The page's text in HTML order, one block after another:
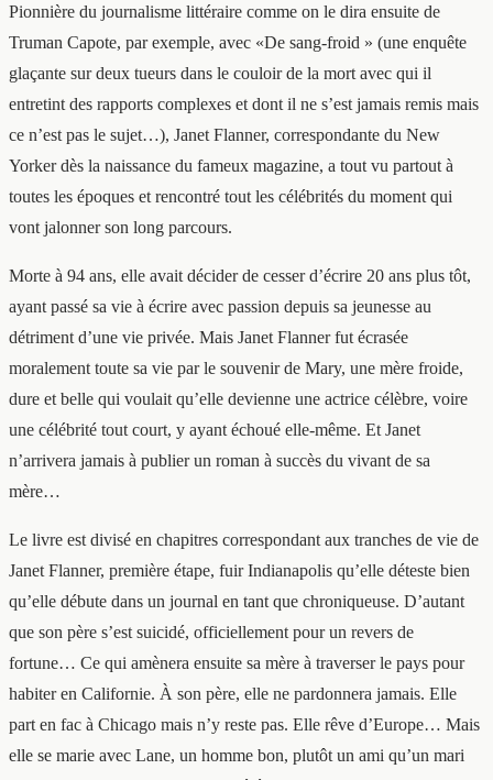
Pionnière du journalisme littéraire comme on le dira ensuite de
Truman Capote, par exemple, avec «De sang-froid » (une enquête
glaçante sur deux tueurs dans le couloir de la mort avec qui il
entretint des rapports complexes et dont il ne s’est jamais remis mais
ce n’est pas le sujet…), Janet Flanner, correspondante du New
Yorker dès la naissance du fameux magazine, a tout vu partout à
toutes les époques et rencontré tout les célébrités du moment qui
vont jalonner son long parcours.
Morte à 94 ans, elle avait décider de cesser d’écrire 20 ans plus tôt,
ayant passé sa vie à écrire avec passion depuis sa jeunesse au
détriment d’une vie privée. Mais Janet Flanner fut écrasée
moralement toute sa vie par le souvenir de Mary, une mère froide,
dure et belle qui voulait qu’elle devienne une actrice célèbre, voire
une célébrité tout court, y ayant échoué elle-même. Et Janet
n’arrivera jamais à publier un roman à succès du vivant de sa
mère…
Le livre est divisé en chapitres correspondant aux tranches de vie de
Janet Flanner, première étape, fuir Indianapolis qu’elle déteste bien
qu’elle débute dans un journal en tant que chroniqueuse. D’autant
que son père s’est suicidé, officiellement pour un revers de
fortune… Ce qui amènera ensuite sa mère à traverser le pays pour
habiter en Californie. À son père, elle ne pardonnera jamais. Elle
part en fac à Chicago mais n’y reste pas. Elle rêve d’Europe… Mais
elle se marie avec Lane, un homme bon, plutôt un ami qu’un mari